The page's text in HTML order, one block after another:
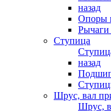
назад
Опоры
Рычаги
Ступица
назад
Шрус, вал
Шрус,